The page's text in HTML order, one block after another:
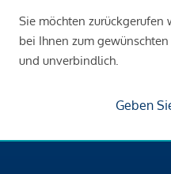
Sie möchten zurückgerufen
bei Ihnen zum
und unverbindlich.
Geben